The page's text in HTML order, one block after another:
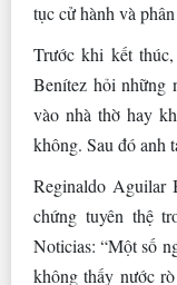
tục cử hành và
Trước khi kết
Benítez hỏi những
vào nhà thờ hay
không. Sau đó anh
Reginaldo Aguilar
chứng tuyên thệ
Noticias: “Một số
không thấy nước